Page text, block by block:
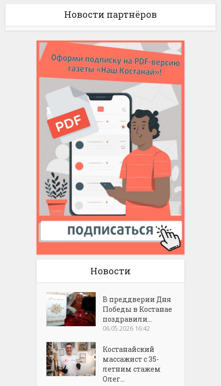
Новости партнёров
Новости
В преддверии Дня
Победы в Костанае
поздравили...
06.05.2026 16:42
Костанайский
массажист с 35-
летним стажем
Олег...